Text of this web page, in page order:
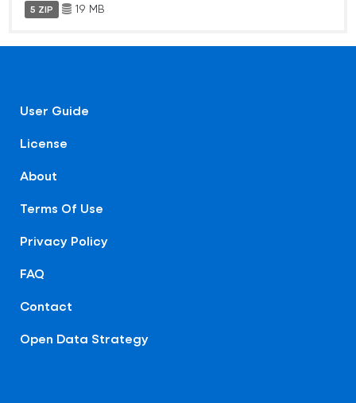
5 ZIP 19 MB
User Guide
License
About
Terms Of Use
Privacy Policy
FAQ
Contact
Open Data Strategy